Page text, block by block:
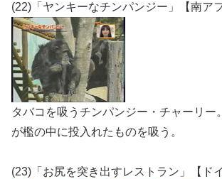
(22)「ヤンキーなチンパンジー」【南ア
タバコを吸うチンパンジー・チャーリー
が檻の中に投入れたものを吸う。
(23)「お尻を突き出すレストラン」【ドイ